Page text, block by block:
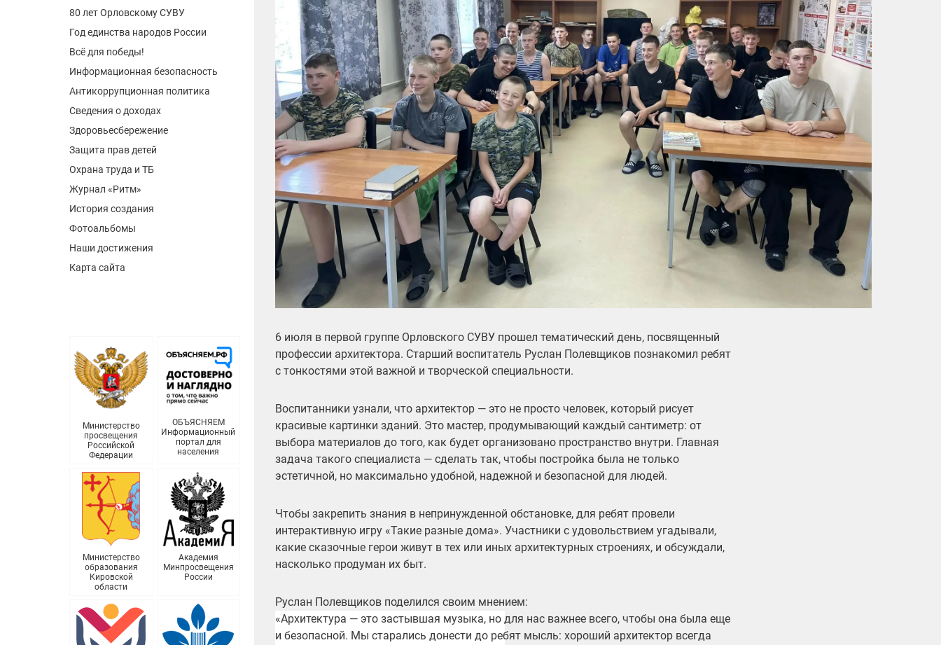
80 лет Орловскому СУВУ
Год единства народов России
Всё для победы!
Информационная безопасность
Антикоррупционная политика
Сведения о доходах
Здоровьесбережение
Защита прав детей
Охрана труда и ТБ
Журнал «Ритм»
История создания
Фотоальбомы
Наши достижения
Карта сайта
Министерство
просвещения
Российской
Федерации
ОБЪЯСНЯЕМ
Информационный
портал для
населения
Министерство
образования
Кировской
области
Академия
Минпросвещения
России
6 июля в первой группе Орловского СУВУ прошел тематический день, посвященный
профессии архитектора. Старший воспитатель Руслан Полевщиков познакомил ребят
с тонкостями этой важной и творческой специальности.
Воспитанники узнали, что архитектор — это не просто человек, который рисует
красивые картинки зданий. Это мастер, продумывающий каждый сантиметр: от
выбора материалов до того, как будет организовано пространство внутри. Главная
задача такого специалиста — сделать так, чтобы постройка была не только
эстетичной, но максимально удобной, надежной и безопасной для людей.
Чтобы закрепить знания в непринужденной обстановке, для ребят провели
интерактивную игру «Такие разные дома». Участники с удовольствием угадывали,
какие сказочные герои живут в тех или иных архитектурных строениях, и обсуждали,
насколько продуман их быт.
Руслан Полевщиков поделился своим мнением:
«Архитектура — это застывшая музыка, но для нас важнее всего, чтобы она была еще
и безопасной. Мы старались донести до ребят мысль: хороший архитектор всегда